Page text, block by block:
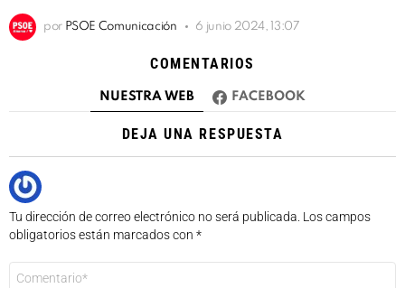
por PSOE Comunicación 6 junio 2024, 13:07
COMENTARIOS
NUESTRA WEB FACEBOOK
DEJA UNA RESPUESTA
Tu dirección de correo electrónico no será publicada. Los campos
obligatorios están marcados con *